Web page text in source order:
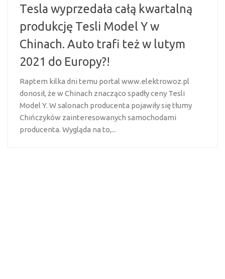
Tesla wyprzedała całą kwartalną
produkcję Tesli Model Y w
Chinach. Auto trafi też w lutym
2021 do Europy?!
Raptem kilka dni temu portal www.elektrowoz.pl
donosił, że w Chinach znacząco spadły ceny Tesli
Model Y. W salonach producenta pojawiły się tłumy
Chińczyków zainteresowanych samochodami
producenta. Wygląda na to,...